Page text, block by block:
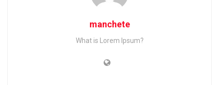
manchete
What is Lorem Ipsum?